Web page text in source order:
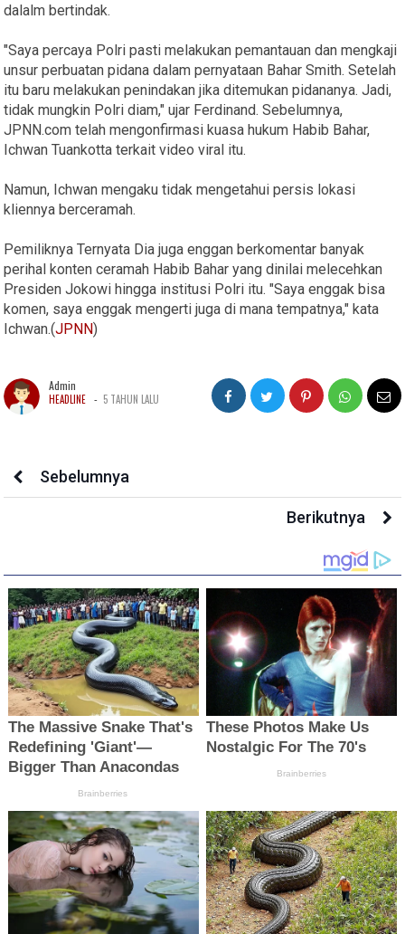
dalalm bertindak.
"Saya percaya Polri pasti melakukan pemantauan dan mengkaji
unsur perbuatan pidana dalam pernyataan Bahar Smith. Setelah
itu baru melakukan penindakan jika ditemukan pidananya. Jadi,
tidak mungkin Polri diam," ujar Ferdinand. Sebelumnya,
JPNN.com telah mengonfirmasi kuasa hukum Habib Bahar,
Ichwan Tuankotta terkait video viral itu.
Namun, Ichwan mengaku tidak mengetahui persis lokasi
kliennya berceramah.
Pemiliknya Ternyata Dia juga enggan berkomentar banyak
perihal konten ceramah Habib Bahar yang dinilai melecehkan
Presiden Jokowi hingga institusi Polri itu. "Saya enggak bisa
komen, saya enggak mengerti juga di mana tempatnya," kata
Ichwan.(JPNN)
Admin
HEADLINE - 5 TAHUN LALU
Sebelumnya
Berikutnya